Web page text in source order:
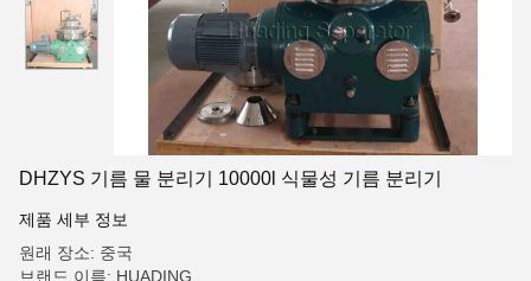
DHZYS 기름 물 분리기 10000l 식물성 기름 분리기
제품 세부 정보
원래 장소: 중국
브랜드 이름: HUADING